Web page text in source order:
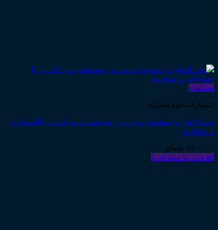
مشاهده
انتشارات قوه قضاییه
تعدد اعتباری (معنوی) جرم ـ در رویه قضایی و دکترین (با اصلاحات
و اضافات)
۱۸۰,۰۰۰ تومان
افزودن به سبد خرید